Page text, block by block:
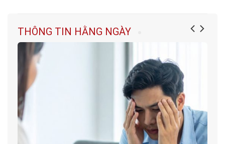
THÔNG TIN HẰNG NGÀY